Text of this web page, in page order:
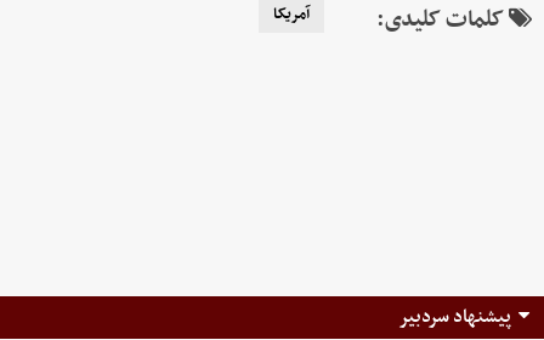
کلمات کلیدی: آمریکا
پیشنهاد سردبیر